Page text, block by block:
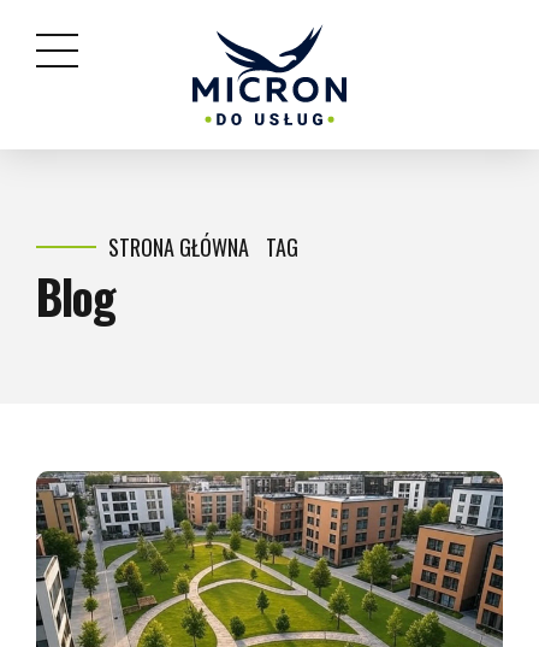
STRONA GŁÓWNA TAG
Blog